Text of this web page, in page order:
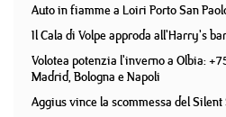
Auto in fiamme a Loiri Porto San
Il Cala di Volpe approda all'Harry's
Volotea potenzia l'inverno a Olbia:
Madrid, Bologna e Napoli
Aggius vince la scommessa del